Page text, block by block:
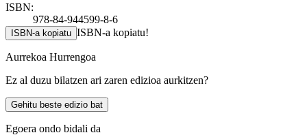
ISBN:
978-84-944599-8-6
ISBN-a kopiatu ISBN-a kopiatu!
Aurrekoa Hurrengoa
Ez al duzu bilatzen ari zaren edizioa aurkitzen?
Gehitu beste edizio bat
Egoera ondo bidali da